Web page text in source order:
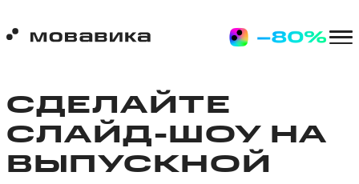
СДЕЛАЙТЕ
СЛАЙД-ШОУ НА
ВЫПУСКНОЙ